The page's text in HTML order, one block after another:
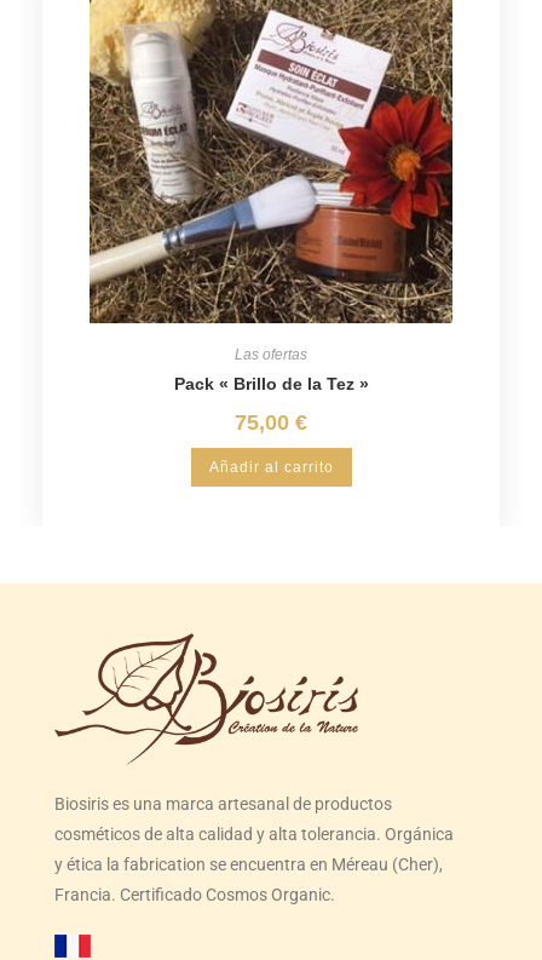
Las ofertas
Pack « Brillo de la Tez »
75,00 €
Añadir al carrito
Biosiris es una marca artesanal de productos
cosméticos de alta calidad y alta tolerancia. Orgánica
y ética la fabrication se encuentra en Méreau (Cher),
Francia. Certificado Cosmos Organic.